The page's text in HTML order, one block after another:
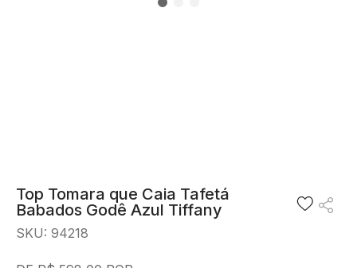
Top Tomara que Caia Tafetá
Babados Godê Azul Tiffany
SKU: 94218
10º off white